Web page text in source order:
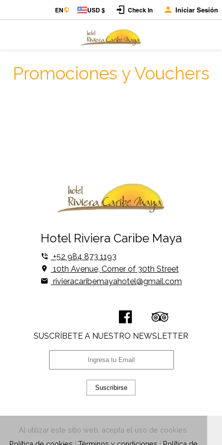
EN USD $ Check In Iniciar Sesión
Promociones y Vouchers
Hotel Riviera Caribe Maya
+52 984 873 1193
10th Avenue, Corner of 30th Street
rivieracaribemayahotel@gmail.com
SUSCRÍBETE A NUESTRO NEWSLETTER
Suscribirse
Al utilizar este sitio web, acepta el uso de cookies.